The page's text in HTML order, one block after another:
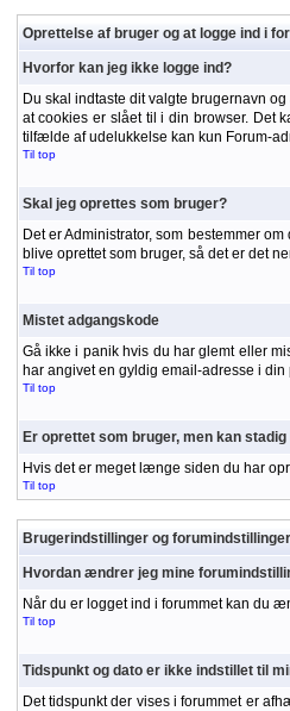
Oprettelse af bruger og at logge ind i
Hvorfor kan jeg ikke logge ind?
Du skal indtaste dit valgte brugernavn
at cookies er slået til i din browser. Det
tilfælde af udelukkelse kan kun Forum-
Til top
Skal jeg oprettes som bruger?
Det er Administrator, som bestemmer
blive oprettet som bruger, så det er det
Til top
Mistet adgangskode
Gå ikke i panik hvis du har glemt eller
har angivet en gyldig email-adresse i
Til top
Er oprettet som bruger, men kan
Hvis det er meget længe siden du har
Til top
Brugerindstillinger og forumindstillinger
Hvordan ændrer jeg mine
Når du er logget ind i forummet kan du
Til top
Tidspunkt og dato er ikke indstillet til
Det tidspunkt der vises i forummet er